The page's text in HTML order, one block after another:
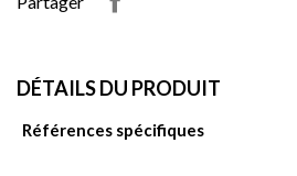
DÉTAILS DU PRODUIT
Références spécifiques